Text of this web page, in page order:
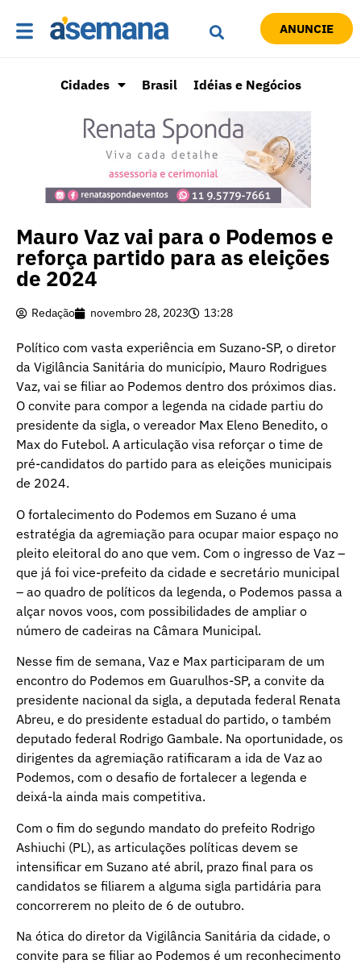
ANUNCIE
Cidades Brasil Idéias e Negócios
Mauro Vaz vai para o Podemos e
reforça partido para as eleições
de 2024
Redação novembro 28, 2023 13:28
Político com vasta experiência em Suzano-SP, o diretor
da Vigilância Sanitária do município, Mauro Rodrigues
Vaz, vai se filiar ao Podemos dentro dos próximos dias.
O convite para compor a legenda na cidade partiu do
presidente da sigla, o vereador Max Eleno Benedito, o
Max do Futebol. A articulação visa reforçar o time de
pré-candidatos do partido para as eleições municipais
de 2024.
O fortalecimento do Podemos em Suzano é uma
estratégia da agremiação para ocupar maior espaço no
pleito eleitoral do ano que vem. Com o ingresso de Vaz –
que já foi vice-prefeito da cidade e secretário municipal
– ao quadro de políticos da legenda, o Podemos passa a
alçar novos voos, com possibilidades de ampliar o
número de cadeiras na Câmara Municipal.
Nesse fim de semana, Vaz e Max participaram de um
encontro do Podemos em Guarulhos-SP, a convite da
presidente nacional da sigla, a deputada federal Renata
Abreu, e do presidente estadual do partido, o também
deputado federal Rodrigo Gambale. Na oportunidade, os
dirigentes da agremiação ratificaram a ida de Vaz ao
Podemos, com o desafio de fortalecer a legenda e
deixá-la ainda mais competitiva.
Com o fim do segundo mandato do prefeito Rodrigo
Ashiuchi (PL), as articulações políticas devem se
intensificar em Suzano até abril, prazo final para os
candidatos se filiarem a alguma sigla partidária para
concorrerem no pleito de 6 de outubro.
Na ótica do diretor da Vigilância Sanitária da cidade, o
convite para se filiar ao Podemos é um reconhecimento